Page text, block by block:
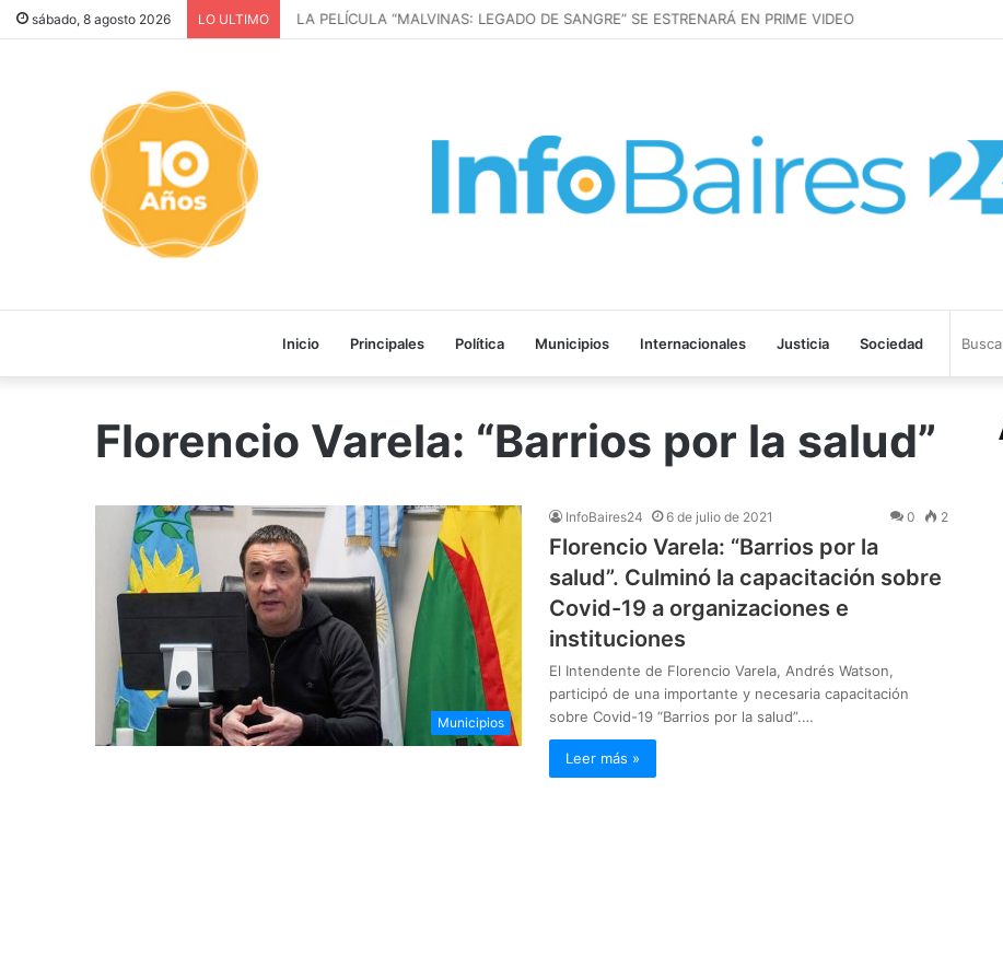
sábado, 8 agosto 2026 LO ULTIMO LA PELÍCULA “MALVINAS: LEGADO DE SANGRE” SE ESTRENARÁ EN PRIME VIDEO
Inicio Principales Política Municipios Internacionales Justicia Sociedad
Florencio Varela: “Barrios por la salud”
Municipios
InfoBaires24 6 de julio de 2021 0 2
Florencio Varela: “Barrios por la
salud”. Culminó la capacitación sobre
Covid-19 a organizaciones e
instituciones
El Intendente de Florencio Varela, Andrés Watson,
participó de una importante y necesaria capacitación
sobre Covid-19 “Barrios por la salud”.…
Leer más »